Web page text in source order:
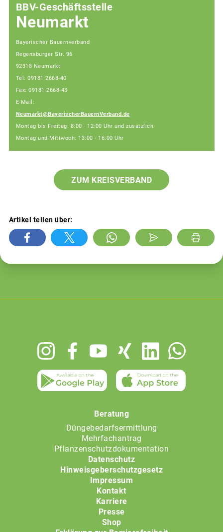
BBV-Geschäftsstelle
Neumarkt
Bayerischer Bauernverband
Regensburger Str. 96
92318 Neumarkt
Tel: 09181 2668-40
Fax: 09181 2668-43
E-Mail:
Neumarkt@BayerischerBauernVerband.de
Montag bis Freitag: 8:00 - 12:00 Uhr und zusätzlich
Montag und Mittwoch: 13:00 - 16:00 Uhr
ZUM KREISVERBAND
Artikel teilen über:
Beratung
Düngebedarfsermittlung
Mehrfachantrag
Pflanzenschutzdokumentation
Datenschutz
Hinweisgeberschutzgesetz
Impressum
Kontakt
Karriere
Presse
Shop